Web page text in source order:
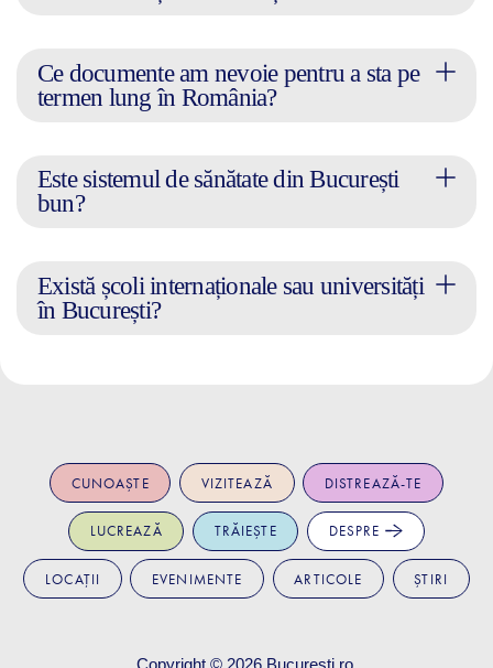
Ce documente am nevoie pentru a sta pe
termen lung în România?
Este sistemul de sănătate din București
bun?
Există școli internaționale sau universități
în București?
CUNOAȘTE VIZITEAZĂ DISTREAZĂ-TE
LUCREAZĂ TRĂIEȘTE DESPRE
LOCAȚII EVENIMENTE ARTICOLE ȘTIRI
Copyright © 2026 Bucuresti.ro.